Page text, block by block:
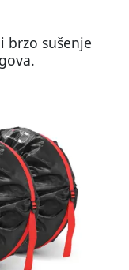
brzo sušenje